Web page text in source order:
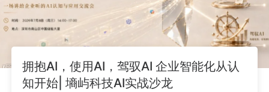
拥抱AI，使用AI，驾驭AI 企业智能化从认
知开始| 墒屿科技AI实战沙龙